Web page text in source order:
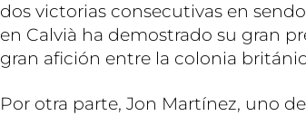
dos victorias consecutivas en
en Calvià ha demostrado su gran
gran afición entre la colonia
Por otra parte, Jon Martínez, uno